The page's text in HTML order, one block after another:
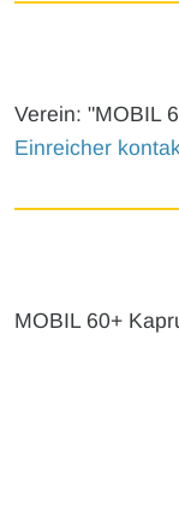
Verein: "MOBIL
Einreicher
MOBIL 60+